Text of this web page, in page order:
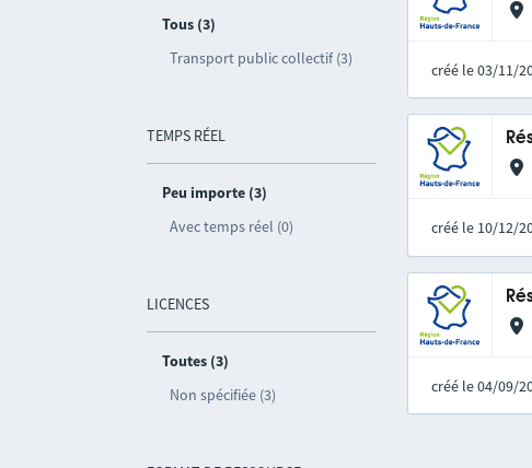
Tous (3)
Transport public collectif (3)
TEMPS RÉEL
Peu importe (3)
Avec temps réel (0)
LICENCES
Toutes (3)
Non spécifiée (3)
créé le 03/11/
créé le 10/12/
créé le 04/09/